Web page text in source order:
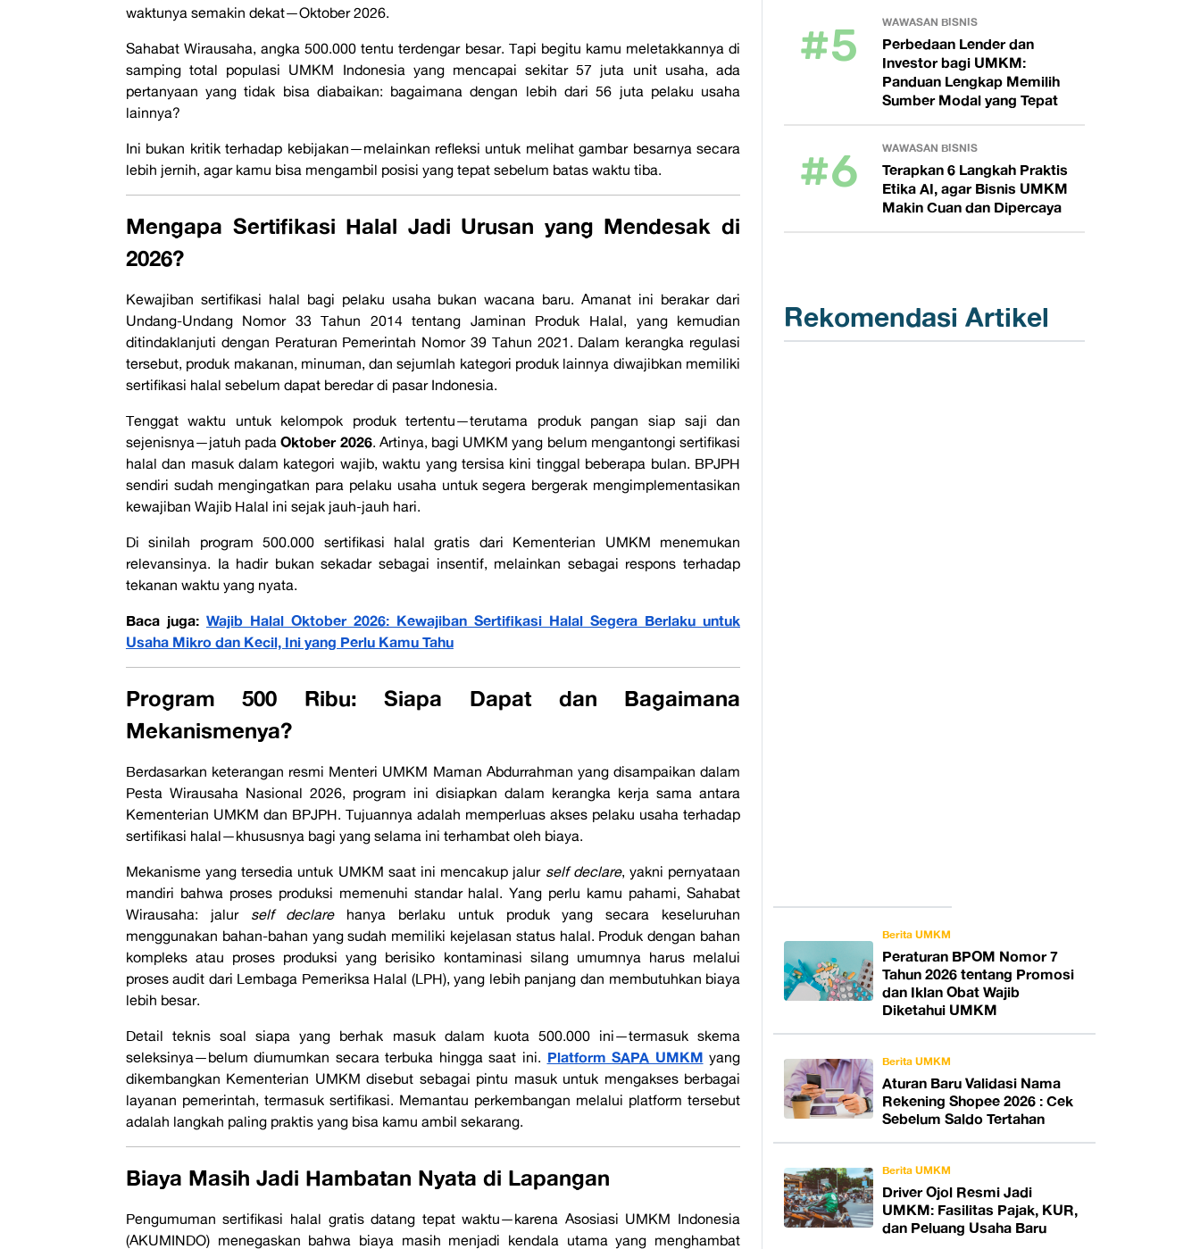
waktunya semakin dekat—Oktober 2026.
Sahabat Wirausaha, angka 500.000 tentu terdengar besar. Tapi begitu kamu meletakkannya di
samping total populasi UMKM Indonesia yang mencapai sekitar 57 juta unit usaha, ada
pertanyaan yang tidak bisa diabaikan: bagaimana dengan lebih dari 56 juta pelaku usaha
lainnya?
Ini bukan kritik terhadap kebijakan—melainkan refleksi untuk melihat gambar besarnya secara
lebih jernih, agar kamu bisa mengambil posisi yang tepat sebelum batas waktu tiba.
Mengapa Sertifikasi Halal Jadi Urusan yang Mendesak di
2026?
Kewajiban sertifikasi halal bagi pelaku usaha bukan wacana baru. Amanat ini berakar dari
Undang-Undang Nomor 33 Tahun 2014 tentang Jaminan Produk Halal, yang kemudian
ditindaklanjuti dengan Peraturan Pemerintah Nomor 39 Tahun 2021. Dalam kerangka regulasi
tersebut, produk makanan, minuman, dan sejumlah kategori produk lainnya diwajibkan memiliki
sertifikasi halal sebelum dapat beredar di pasar Indonesia.
Tenggat waktu untuk kelompok produk tertentu—terutama produk pangan siap saji dan
sejenisnya—jatuh padaOktober 2026. Artinya, bagi UMKM yang belum mengantongi sertifikasi
halal dan masuk dalam kategori wajib, waktu yang tersisa kini tinggal beberapa bulan. BPJPH
sendiri sudah mengingatkan para pelaku usaha untuk segera bergerak mengimplementasikan
kewajiban Wajib Halal ini sejak jauh-jauh hari.
Di sinilah program 500.000 sertifikasi halal gratis dari Kementerian UMKM menemukan
relevansinya. Ia hadir bukan sekadar sebagai insentif, melainkan sebagai respons terhadap
tekanan waktu yang nyata.
Baca juga: Wajib Halal Oktober 2026: Kewajiban Sertifikasi Halal Segera Berlaku untuk
Usaha Mikro dan Kecil, Ini yang Perlu Kamu Tahu
Program 500 Ribu: Siapa Dapat dan Bagaimana
Mekanismenya?
Berdasarkan keterangan resmi Menteri UMKM Maman Abdurrahman yang disampaikan dalam
Pesta Wirausaha Nasional 2026, program ini disiapkan dalam kerangka kerja sama antara
Kementerian UMKM dan BPJPH. Tujuannya adalah memperluas akses pelaku usaha terhadap
sertifikasi halal—khususnya bagi yang selama ini terhambat oleh biaya.
Mekanisme yang tersedia untuk UMKM saat ini mencakup jalur self declare, yakni pernyataan
mandiri bahwa proses produksi memenuhi standar halal.Yang perlu kamu pahami, Sahabat
Wirausaha: jalur self declarehanya berlaku untuk produk yang secara keseluruhan
menggunakan bahan-bahan yang sudah memiliki kejelasan status halal. Produk dengan bahan
kompleks atau proses produksi yang berisiko kontaminasi silang umumnya harus melalui
proses audit dari Lembaga Pemeriksa Halal (LPH), yang lebih panjang dan membutuhkan biaya
lebih besar.
Detail teknis soal siapa yang berhak masuk dalam kuota 500.000 ini—termasuk skema
seleksinya—belum diumumkan secara terbuka hingga saat ini. Platform SAPA UMKM yang
dikembangkan Kementerian UMKM disebut sebagai pintu masuk untuk mengakses berbagai
layanan pemerintah, termasuk sertifikasi. Memantau perkembangan melalui platform tersebut
adalah langkah paling praktis yang bisa kamu ambil sekarang.
Biaya Masih Jadi Hambatan Nyata di Lapangan
Pengumuman sertifikasi halal gratis datang tepat waktu—karena Asosiasi UMKM Indonesia
(AKUMINDO) menegaskan bahwa biaya masih menjadi kendala utama yang menghambat
#5 WAWASAN BISNIS
Perbedaan Lender dan
Investor bagi UMKM:
Panduan Lengkap Memilih
Sumber Modal yang Tepat
#6 WAWASAN BISNIS
Terapkan 6 Langkah Praktis
Etika AI, agar Bisnis UMKM
Makin Cuan dan Dipercaya
Rekomendasi Artikel
Berita UMKM
Peraturan BPOM Nomor 7
Tahun 2026 tentang Promosi
dan Iklan Obat Wajib
Diketahui UMKM
Berita UMKM
Aturan Baru Validasi Nama
Rekening Shopee 2026 : Cek
Sebelum Saldo Tertahan
Berita UMKM
Driver Ojol Resmi Jadi
UMKM: Fasilitas Pajak, KUR,
dan Peluang Usaha Baru